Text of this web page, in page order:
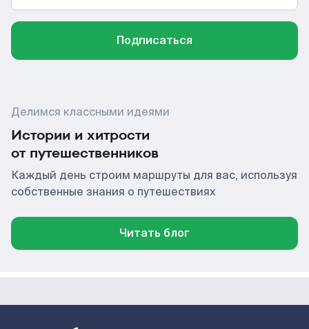
Подписаться
Делимся классными идеями
Истории и хитрости
от путешественников
Каждый день строим маршруты для вас, используя
собственные знания о путешествиях
Читать блог